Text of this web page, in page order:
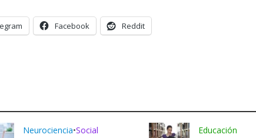
Facebook Reddit
Neurociencia•Social Educación